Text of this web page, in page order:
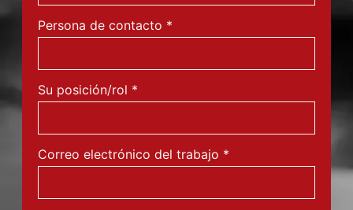
Persona de contacto *
Su posición/rol *
Correo electrónico del trabajo *